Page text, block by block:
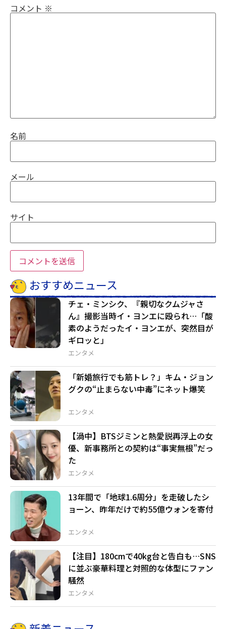
コメント ※
名前
メール
サイト
おすすめニュース
エンタメ
チェ・ミンシク、『親切なクムジャさ
ん』撮影当時イ・ヨンエに殴られ…「酸
素のようだったイ・ヨンエが、突然目が
ギロッと」
エンタメ
「新婚旅行でも筋トレ？」キム・ジョン
グクの“止まらない中毒”にネット爆笑
エンタメ
【渦中】BTSジミンと熱愛説再浮上の女
優、新事務所との契約は“事実無根”だっ
た
エンタメ
13年間で「地球1.6周分」を走破したシ
ョーン、昨年だけで約55億ウォンを寄付
エンタメ
【注目】180cmで40kg台と告白も…SNS
に並ぶ豪華料理と対照的な体型にファン
騒然